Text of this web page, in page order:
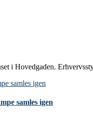
i Hovedgaden.
samles igen